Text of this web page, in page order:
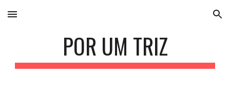
Skip to main content Skip to navigation
POR UM TRIZ